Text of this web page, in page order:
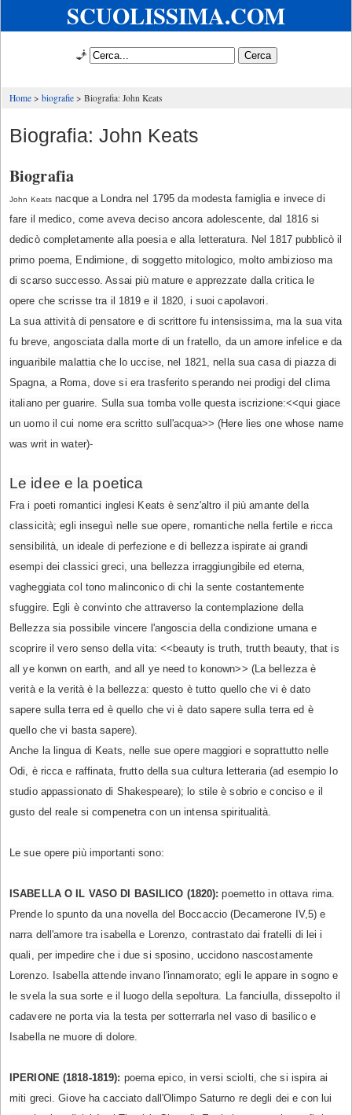
SCUOLISSIMA.COM
🧞
Home biografie Biografia: John Keats
Biografia: John Keats
Biografia
John Keats nacque a Londra nel 1795 da modesta famiglia e invece di
fare il medico, come aveva deciso ancora adolescente, dal 1816 si
dedicò completamente alla poesia e alla letteratura. Nel 1817 pubblicò il
primo poema, Endimione, di soggetto mitologico, molto ambizioso ma
di scarso successo. Assai più mature e apprezzate dalla critica le
opere che scrisse tra il 1819 e il 1820, i suoi capolavori.
La sua attività di pensatore e di scrittore fu intensissima, ma la sua vita
fu breve, angosciata dalla morte di un fratello, da un amore infelice e da
inguaribile malattia che lo uccise, nel 1821, nella sua casa di piazza di
Spagna, a Roma, dove si era trasferito sperando nei prodigi del clima
italiano per guarire. Sulla sua tomba volle questa iscrizione:<<qui giace
un uomo il cui nome era scritto sull'acqua>> (Here lies one whose name
was writ in water)-
Le idee e la poetica
Fra i poeti romantici inglesi Keats è senz'altro il più amante della
classicità; egli inseguì nelle sue opere, romantiche nella fertile e ricca
sensibilità, un ideale di perfezione e di bellezza ispirate ai grandi
esempi dei classici greci, una bellezza irraggiungibile ed eterna,
vagheggiata col tono malinconico di chi la sente costantemente
sfuggire. Egli è convinto che attraverso la contemplazione della
Bellezza sia possibile vincere l'angoscia della condizione umana e
scoprire il vero senso della vita: <<beauty is truth, trutth beauty, that is
all ye konwn on earth, and all ye need to konown>> (La bellezza è
verità e la verità è la bellezza: questo è tutto quello che vi è dato
sapere sulla terra ed è quello che vi è dato sapere sulla terra ed è
quello che vi basta sapere).
Anche la lingua di Keats, nelle sue opere maggiori e soprattutto nelle
Odi, è ricca e raffinata, frutto della sua cultura letteraria (ad esempio lo
studio appassionato di Shakespeare); lo stile è sobrio e conciso e il
gusto del reale si compenetra con un intensa spiritualità.
Le sue opere più importanti sono:
ISABELLA O IL VASO DI BASILICO (1820): poemetto in ottava rima.
Prende lo spunto da una novella del Boccaccio (Decamerone IV,5) e
narra dell'amore tra isabella e Lorenzo, contrastato dai fratelli di lei i
quali, per impedire che i due si sposino, uccidono nascostamente
Lorenzo. Isabella attende invano l'innamorato; egli le appare in sogno e
le svela la sua sorte e il luogo della sepoltura. La fanciulla, dissepolto il
cadavere ne porta via la testa per sotterrarla nel vaso di basilico e
Isabella ne muore di dolore.
IPERIONE (1818-1819): poema epico, in versi sciolti, che si ispira ai
miti greci. Giove ha cacciato dall'Olimpo Saturno re degli dei e con lui